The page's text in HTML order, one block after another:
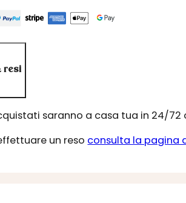
resi
saranno a casa tua in 24/72
un reso consulta la pagina